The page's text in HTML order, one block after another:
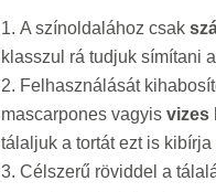
A színoldalához csak
klasszul rá tudjuk símítani
Felhasználását
mascarpones vagyisvizes
tálaljuk a tortát ezt is
Célszerű röviddel a